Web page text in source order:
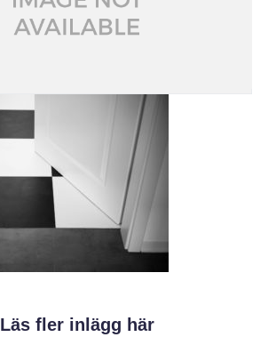
Läs fler inlägg här